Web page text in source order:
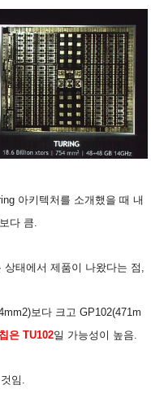
아키텍처를 소개했을 때 내
다 큼.
태에서 제품이 나왔다는 점,
)보다 크고 GP102(471m
은 TU102일 가능성이 높음.
임.